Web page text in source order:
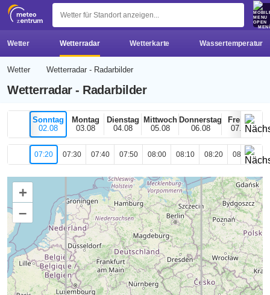
z
Wetter Wetterradar Wetterkarte Wassertemperatur
Wetter Wetterradar - Radarbilder
Wetterradar - Radarbilder
Sonntag
02.08
Montag
03.08
Dienstag
04.08
Mittwoch
05.08
Donnerstag
06.08
Freitag
07.08
07:20 07:30 07:40 07:50 08:00 08:10 08:20 08:30
+
–